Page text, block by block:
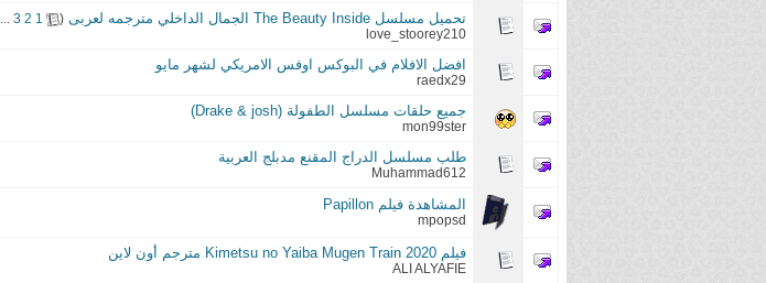
تحميل مسلسل The Beauty Inside الجمال الداخلي مترجمه لعربى (
1
2
3
...
love_stoorey210
افضل الافلام في البوكس اوفس الامريكي لشهر مايو
raedx29
جميع حلقات مسلسل الطفولة (Drake & josh)
mon99ster
طلب مسلسل الدراج المقنع مدبلج العربية
Muhammad612
المشاهدة فيلم Papillon
mpopsd
فيلم Kimetsu no Yaiba Mugen Train 2020 مترجم أون لاين
ALI ALYAFIE